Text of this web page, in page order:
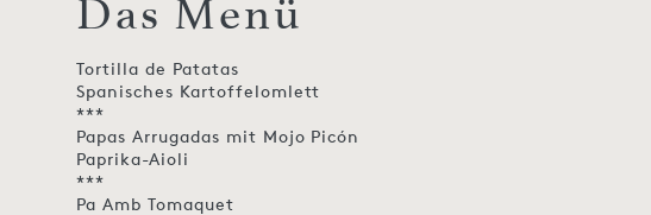
Das Menü
Tortilla de Patatas
Spanisches Kartoffelomlett
***
Papas Arrugadas mit Mojo Picón
Paprika-Aioli
***
Pa Amb Tomaquet